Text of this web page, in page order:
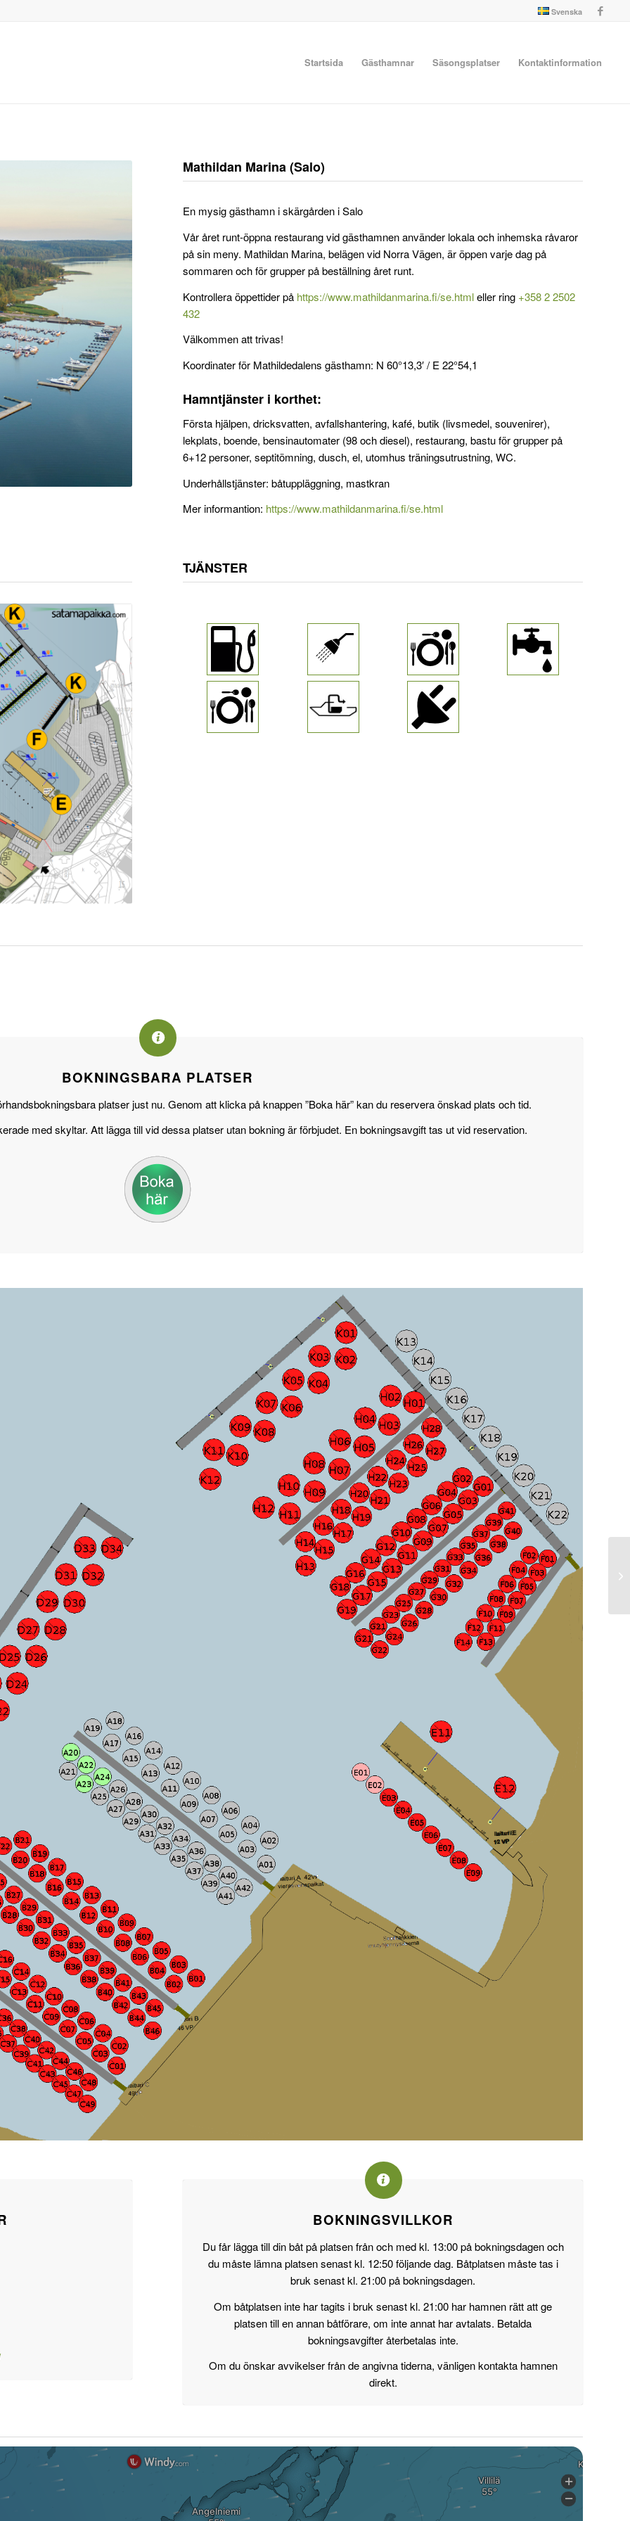
Svenska
Startsida Gästhamnar Säsongsplatser Kontaktinformation
Mathildan Marina (Salo)
En mysig gästhamn i skärgården i Salo
Vår året runt-öppna restaurang vid gästhamnen använder lokala och inhemska råvaror
på sin meny. Mathildan Marina, belägen vid Norra Vägen, är öppen varje dag på
sommaren och för grupper på beställning året runt.
Kontrollera öppettider på https://www.mathildanmarina.fi/se.htmleller ring +358 2 2502
432
Välkommen att trivas!
Koordinater för Mathildedalens gästhamn: N 60°13,3′ / E 22°54,1
Hamntjänster i korthet:
Första hjälpen, dricksvatten, avfallshantering, kafé, butik (livsmedel, souvenirer),
lekplats, boende, bensinautomater (98 och diesel), restaurang, bastu för grupper på
6+12 personer, septitömning, dusch, el, utomhus träningsutrustning, WC.
Underhållstjänster: båtuppläggning, mastkran
Mer informantion: https://www.mathildanmarina.fi/se.html
TJÄNSTER
BOKNINGSBARA PLATSER
platser just nu. Genom att klicka på knappen ”Boka här” kan du reservera önskad plats och tid.
med skyltar. Att lägga till vid dessa platser utan bokning är förbjudet. En bokningsavgift tas ut vid reservation.
BOKNINGSVILLKOR
Du får lägga till din båt på platsen från och med kl. 13:00 på bokningsdagen och
du måste lämna platsen senast kl. 12:50 följande dag. Båtplatsen måste tas i
bruk senast kl. 21:00 på bokningsdagen.
Om båtplatsen inte har tagits i bruk senast kl. 21:00 har hamnen rätt att ge
platsen till en annan båtförare, om inte annat har avtalats. Betalda
bokningsavgifter återbetalas inte.
Om du önskar avvikelser från de angivna tiderna, vänligen kontakta hamnen
direkt.